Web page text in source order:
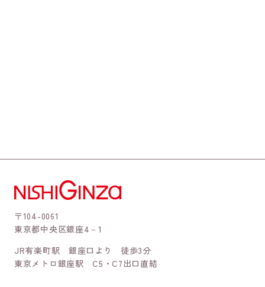
〒104-0061
東京都中央区銀座4－1
JR有楽町駅 銀座口より 徒歩3分
東京メトロ銀座駅 C5・C7出口直結